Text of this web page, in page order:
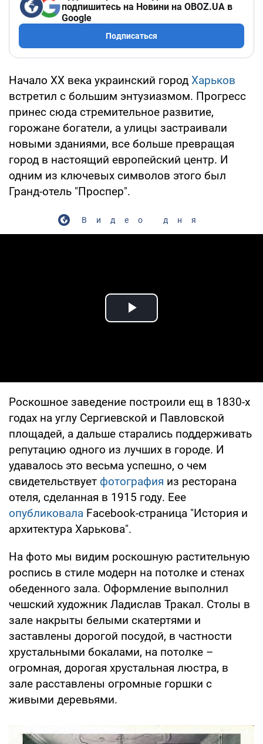
подпишитесь на Новини на OBOZ.UA в
Google
Подписаться
Начало XX века украинский город Харьков
встретил с большим энтузиазмом. Прогресс
принес сюда стремительное развитие,
горожане богатели, а улицы застраивали
новыми зданиями, все больше превращая
город в настоящий европейский центр. И
одним из ключевых символов этого был
Гранд-отель "Проспер".
Видео дня
Play Video
Роскошное заведение построили ещ в 1830-х
годах на углу Сергиевской и Павловской
площадей, а дальше старались поддерживать
репутацию одного из лучших в городе. И
удавалось это весьма успешно, о чем
свидетельствует фотография из ресторана
отеля, сделанная в 1915 году. Еее
опубликовала Facebook-страница "История и
архитектура Харькова".
На фото мы видим роскошную растительную
роспись в стиле модерн на потолке и стенах
обеденного зала. Оформление выполнил
чешский художник Ладислав Тракал. Столы в
зале накрыты белыми скатертями и
заставлены дорогой посудой, в частности
хрустальными бокалами, на потолке –
огромная, дорогая хрустальная люстра, в
зале расставлены огромные горшки с
живыми деревьями.